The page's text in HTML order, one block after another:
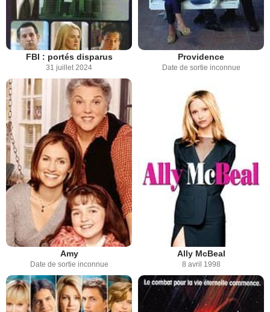
FBI : portés disparus
31 juillet 2024
Providence
Date de sortie inconnue
Amy
Date de sortie inconnue
Ally McBeal
8 avril 1998